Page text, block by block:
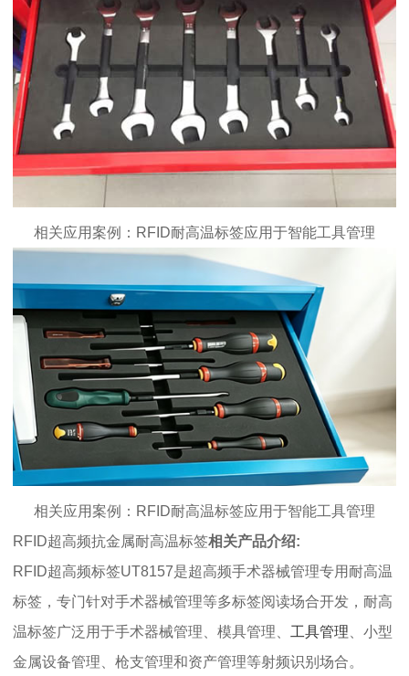
相关应用案例：RFID耐高温标签应用于智能工具管理
相关应用案例：RFID耐高温标签应用于智能工具管理
RFID超高频抗金属耐高温标签相关产品介绍:
RFID超高频标签UT8157是超高频手术器械管理专用 耐高温
标签 ，专门针对手术器械管理等多标签阅读场合开发， 耐高
温标签广泛用于手术器械管理、模具管理、 工具管理 、小型
金属设备管理、枪支管理和资产管理等射频识别场合。